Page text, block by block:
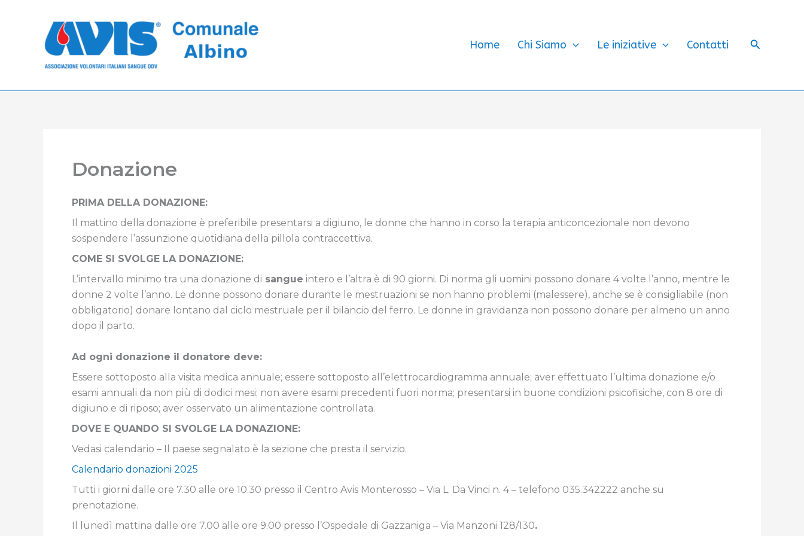
contenuto
Home Chi Siamo Le iniziative Contatti Cerca
Donazione
PRIMA DELLA DONAZIONE:
Il mattino della donazione è preferibile presentarsi a digiuno, le donne che hanno in corso la terapia anticoncezionale non devono
sospendere l’assunzione quotidiana della pillola contraccettiva.
COME SI SVOLGE LA DONAZIONE:
L’intervallo minimo tra una donazione di sangue intero e l’altra è di 90 giorni. Di norma gli uomini possono donare 4 volte l’anno, mentre le
donne 2 volte l’anno. Le donne possono donare durante le mestruazioni se non hanno problemi (malessere), anche se è consigliabile (non
obbligatorio) donare lontano dal ciclo mestruale per il bilancio del ferro. Le donne in gravidanza non possono donare per almeno un anno
dopo il parto.
Ad ogni donazione il donatore deve:
Essere sottoposto alla visita medica annuale; essere sottoposto all’elettrocardiogramma annuale; aver effettuato l’ultima donazione e/o
esami annuali da non più di dodici mesi; non avere esami precedenti fuori norma; presentarsi in buone condizioni psicofisiche, con 8 ore di
digiuno e di riposo; aver osservato un alimentazione controllata.
DOVE E QUANDO SI SVOLGE LA DONAZIONE:
Vedasi calendario – Il paese segnalato è la sezione che presta il servizio.
Calendario donazioni 2025
Tutti i giorni dalle ore 7.30 alle ore 10.30 presso il Centro Avis Monterosso – Via L. Da Vinci n. 4 – telefono 035.342222 anche su
prenotazione.
Il lunedì mattina dalle ore 7.00 alle ore 9.00 presso l’Ospedale di Gazzaniga – Via Manzoni 128/130.